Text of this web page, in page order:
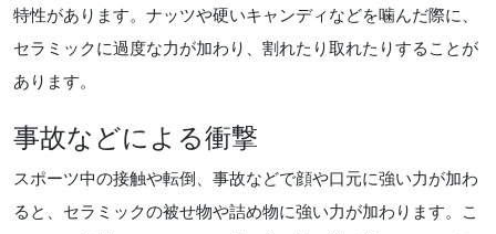
特性があります。ナッツや硬いキャンディなどを噛んだ際に、
セラミックに過度な力が加わり、割れたり取れたりすることが
あります。
事故などによる衝撃
スポーツ中の接触や転倒、事故などで顔や口元に強い力が加わ
ると、セラミックの被せ物や詰め物に強い力が加わります。こ